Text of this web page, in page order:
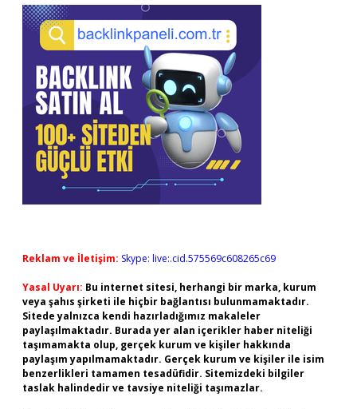
Reklam ve İletişim: Skype: live:.cid.575569c608265c69
Yasal Uyarı: Bu internet sitesi, herhangi bir marka, kurum
veya şahıs şirketi ile hiçbir bağlantısı bulunmamaktadır.
Sitede yalnızca kendi hazırladığımız makaleler
paylaşılmaktadır. Burada yer alan içerikler haber niteliği
taşımamakta olup, gerçek kurum ve kişiler hakkında
paylaşım yapılmamaktadır. Gerçek kurum ve kişiler ile isim
benzerlikleri tamamen tesadüfidir. Sitemizdeki bilgiler
taslak halindedir ve tavsiye niteliği taşımazlar.